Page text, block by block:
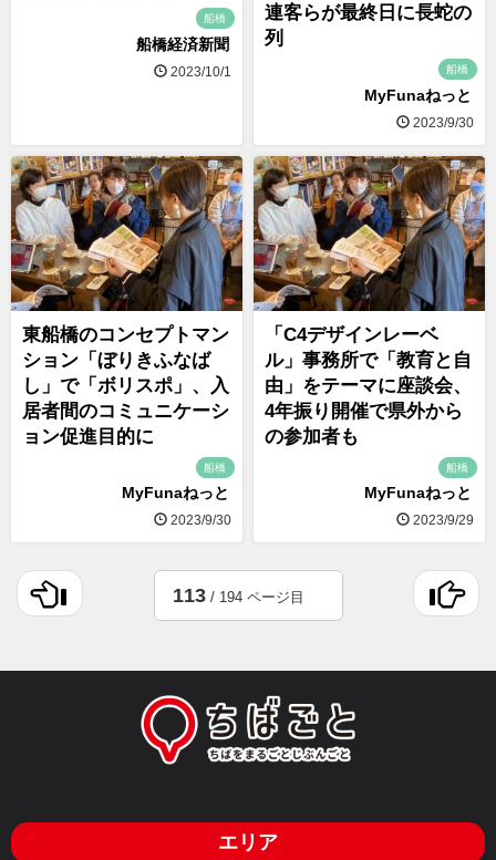
船橋
船橋経済新聞
2023/10/1
連客らが最終日に長蛇の
列
船橋
MyFunaねっと
2023/9/30
東船橋のコンセプトマン
ション「ぼりきふなば
し」で「ボリスポ」、入
居者間のコミュニケーシ
ョン促進目的に
船橋
MyFunaねっと
2023/9/30
「C4デザインレーベ
ル」事務所で「教育と自
由」をテーマに座談会、
4年振り開催で県外から
の参加者も
船橋
MyFunaねっと
2023/9/29
113/ 194 ページ目
エリア